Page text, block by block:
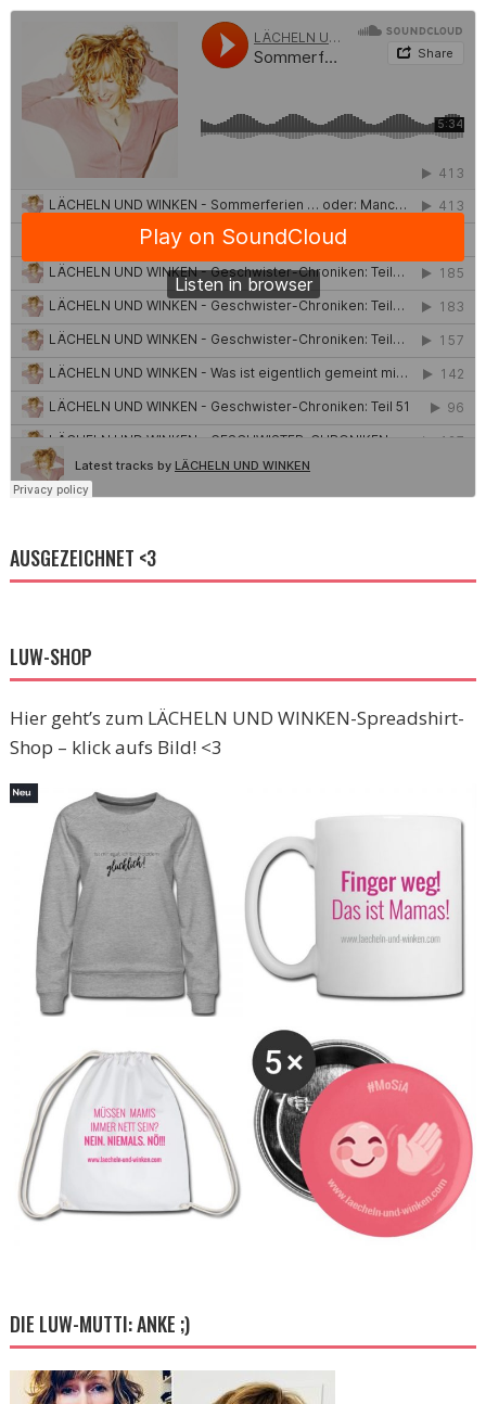
AUSGEZEICHNET <3
LUW-SHOP
Hier geht’s zum LÄCHELN UND WINKEN-Spreadshirt-
Shop – klick aufs Bild! <3
DIE LUW-MUTTI: ANKE ;)